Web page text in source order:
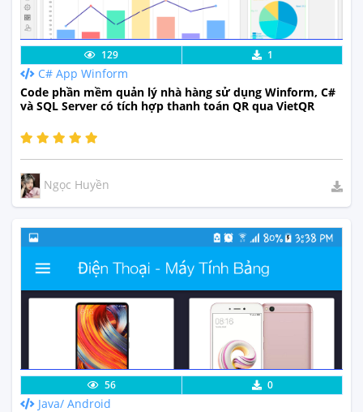
Lưu code Xem Thực Tế
129 1
C# App Winform
Code phần mềm quản lý nhà hàng sử dụng Winform, C#
và SQL Server có tích hợp thanh toán QR qua VietQR
Ngọc Huyền
Lưu code Xem Thực Tế
56 0
Java/ Android